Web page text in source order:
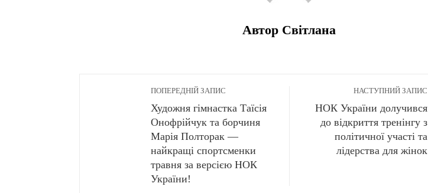
Автор Світлана
ПОПЕРЕДНІЙ ЗАПИС
Художня гімнастка Таїсія
Онофрійчук та борчиня
Марія Полторак —
найкращі спортсменки
травня за версією НОК
України!
НАСТУПНИЙ ЗАПИС
НОК України долучився
до відкриття тренінгу з
політичної участі та
лідерства для жінок